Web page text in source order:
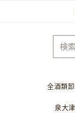
全酒類
泉大